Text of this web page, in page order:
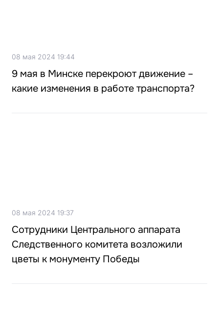
08 мая 2024 19:44
9 мая в Минске перекроют движение –
какие изменения в работе транспорта?
08 мая 2024 19:37
Сотрудники Центрального аппарата
Следственного комитета возложили
цветы к монументу Победы